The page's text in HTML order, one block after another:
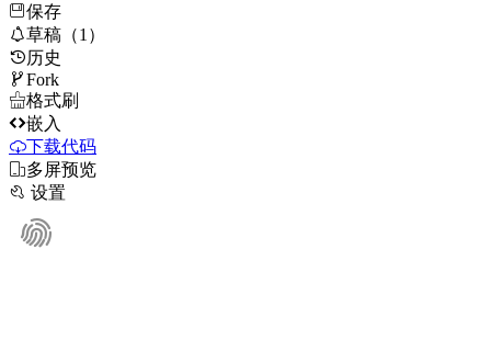
保存
草稿（1）
历史
Fork
格式刷
嵌入
下载代码
多屏预览
 设置